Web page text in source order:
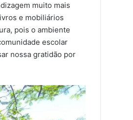
muito mais
e mobiliários
pois o ambiente
escolar
nossa gratidão por